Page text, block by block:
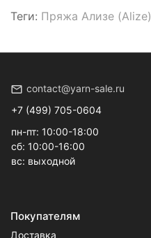
Теги: Пряжа Ализе (Alize)
contact@yarn-sale.ru
+7 (499) 705-0604
пн-пт: 10:00-18:00
сб: 10:00-16:00
вс: выходной
Покупателям
Доставка